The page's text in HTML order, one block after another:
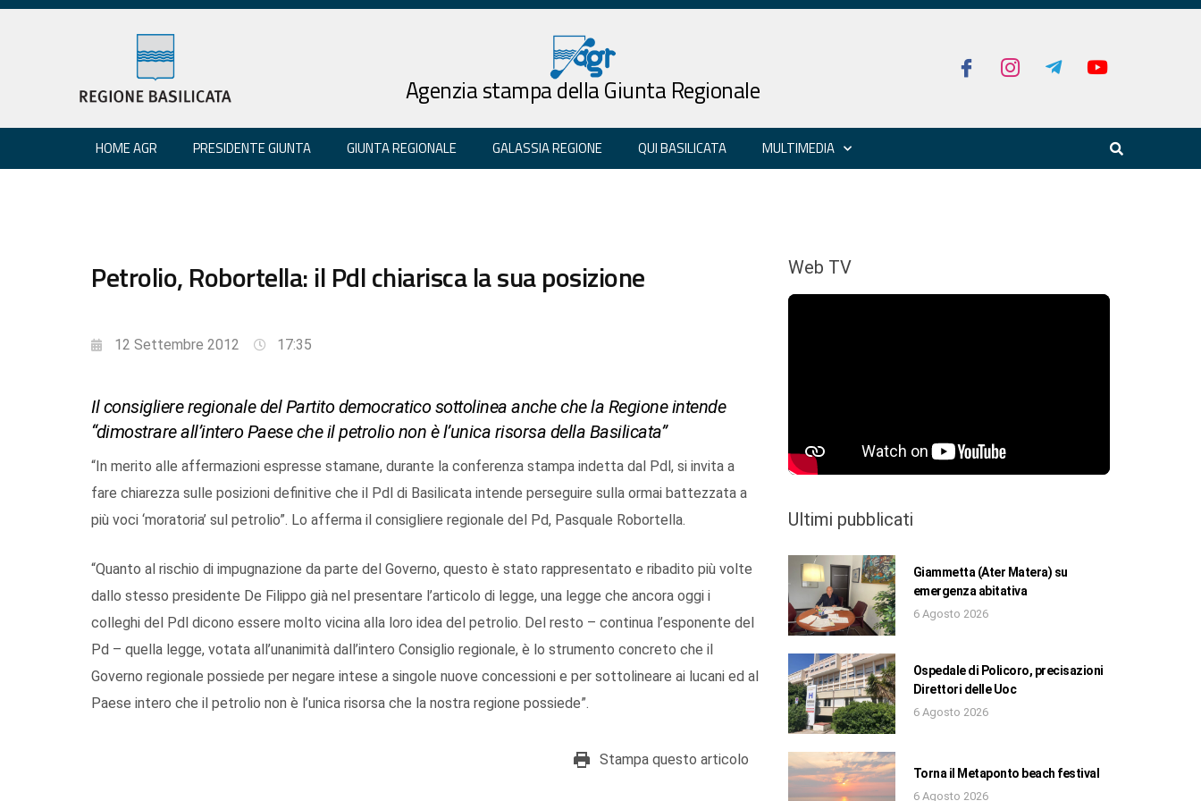
Agenzia stampa della Giunta Regionale
HOME AGR PRESIDENTE GIUNTA GIUNTA REGIONALE GALASSIA REGIONE QUI BASILICATA MULTIMEDIA
Petrolio, Robortella: il Pdl chiarisca la sua posizione
12 Settembre 2012 17:35
Il consigliere regionale del Partito democratico sottolinea anche che la Regione intende
“dimostrare all’intero Paese che il petrolio non è l’unica risorsa della Basilicata”
“In merito alle affermazioni espresse stamane, durante la conferenza stampa indetta dal Pdl, si invita a
fare chiarezza sulle posizioni definitive che il Pdl di Basilicata intende perseguire sulla ormai battezzata a
più voci ‘moratoria’ sul petrolio”. Lo afferma il consigliere regionale del Pd, Pasquale Robortella.
“Quanto al rischio di impugnazione da parte del Governo, questo è stato rappresentato e ribadito più volte
dallo stesso presidente De Filippo già nel presentare l’articolo di legge, una legge che ancora oggi i
colleghi del Pdl dicono essere molto vicina alla loro idea del petrolio. Del resto – continua l’esponente del
Pd – quella legge, votata all’unanimità dall’intero Consiglio regionale, è lo strumento concreto che il
Governo regionale possiede per negare intese a singole nuove concessioni e per sottolineare ai lucani ed al
Paese intero che il petrolio non è l’unica risorsa che la nostra regione possiede”.
Stampa questo articolo
Web TV
Ultimi pubblicati
Giammetta (Ater Matera) su
emergenza abitativa
6 Agosto 2026
Ospedale di Policoro, precisazioni
Direttori delle Uoc
6 Agosto 2026
Torna il Metaponto beach festival
6 Agosto 2026